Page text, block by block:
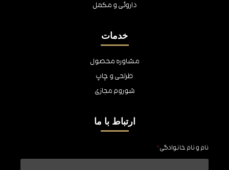
داروئی و مکمل
خدمات
مشاوره محصول
طراحی و چاپ
شوروم مجازی
ارتباط با ما
نام و نام خانوادگی*